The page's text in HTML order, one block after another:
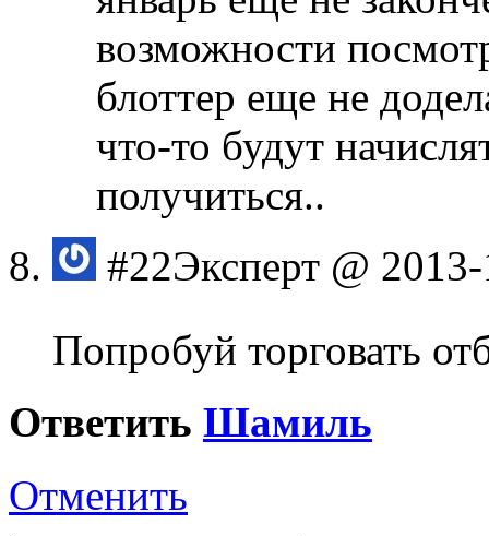
возможности
блоттер еще не
что-то будут
получиться..
#22Эксперт @
Попробуй торговать
Ответить Шамиль
Отменить